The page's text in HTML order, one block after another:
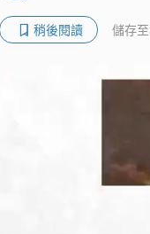
稍後閱讀 儲存